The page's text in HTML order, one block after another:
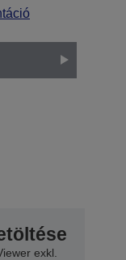
exkl.